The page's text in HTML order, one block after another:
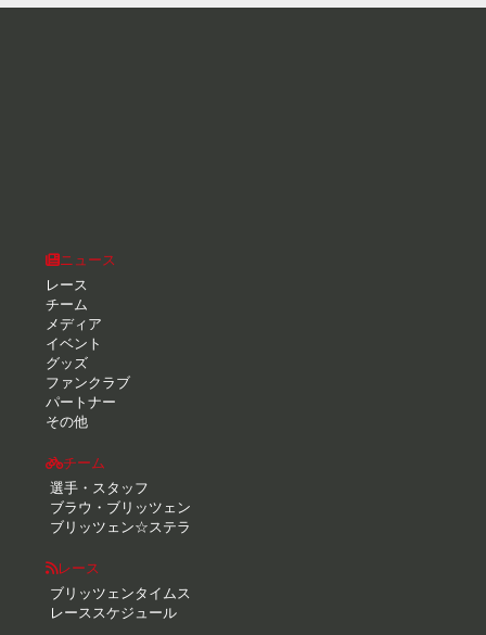
ニュース
レース
チーム
メディア
イベント
グッズ
ファンクラブ
パートナー
その他
チーム
選手・スタッフ
ブラウ・ブリッツェン
ブリッツェン☆ステラ
レース
ブリッツェンタイムス
レーススケジュール